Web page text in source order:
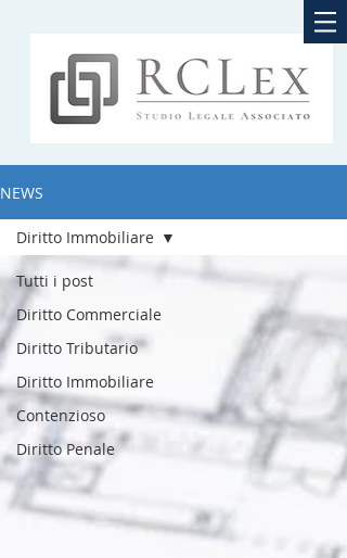
NEWS
Tutti i post
Diritto Commerciale
Diritto Tributario
Diritto Immobiliare
Contenzioso
Diritto Penale
Diritto Immobiliare